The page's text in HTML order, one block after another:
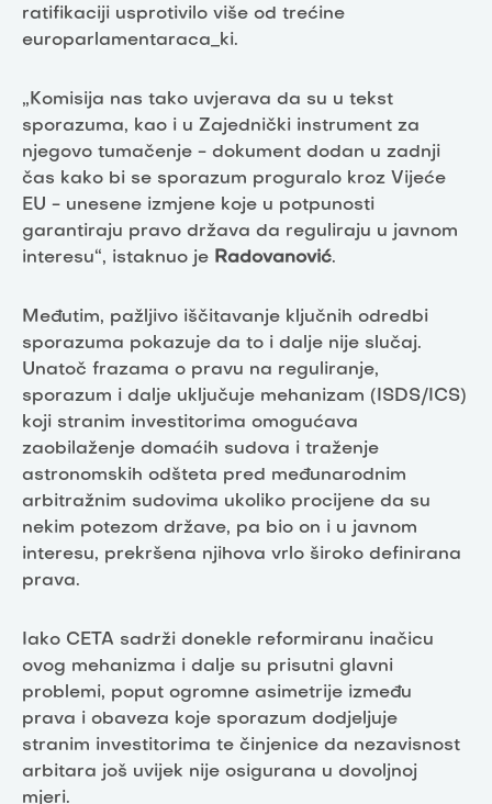
ratifikaciji usprotivilo više od trećine
europarlamentaraca_ki.
„Komisija nas tako uvjerava da su u tekst
sporazuma, kao i u Zajednički instrument za
njegovo tumačenje - dokument dodan u zadnji
čas kako bi se sporazum proguralo kroz Vijeće
EU - unesene izmjene koje u potpunosti
garantiraju pravo država da reguliraju u javnom
interesu“, istaknuo je Radovanović.
Međutim, pažljivo iščitavanje ključnih odredbi
sporazuma pokazuje da to i dalje nije slučaj.
Unatoč frazama o pravu na reguliranje,
sporazum i dalje uključuje mehanizam (ISDS/ICS)
koji stranim investitorima omogućava
zaobilaženje domaćih sudova i traženje
astronomskih odšteta pred međunarodnim
arbitražnim sudovima ukoliko procijene da su
nekim potezom države, pa bio on i u javnom
interesu, prekršena njihova vrlo široko definirana
prava.
Iako CETA sadrži donekle reformiranu inačicu
ovog mehanizma i dalje su prisutni glavni
problemi, poput ogromne asimetrije između
prava i obaveza koje sporazum dodjeljuje
stranim investitorima te činjenice da nezavisnost
arbitara još uvijek nije osigurana u dovoljnoj
mjeri.